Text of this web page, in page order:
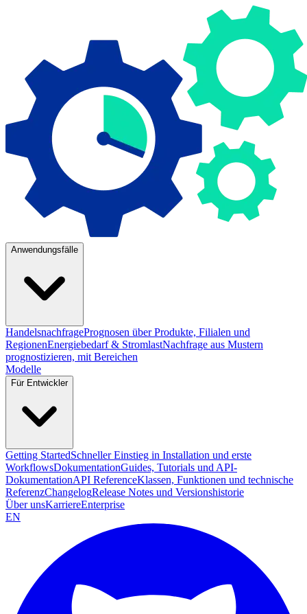
Anwendungsfälle
HandelsnachfragePrognosen über Produkte, Filialen und
RegionenEnergiebedarf & StromlastNachfrage aus Mustern
prognostizieren, mit Bereichen
Modelle
Für Entwickler
Getting StartedSchneller Einstieg in Installation und erste
WorkflowsDokumentationGuides, Tutorials und API-
DokumentationAPI ReferenceKlassen, Funktionen und technische
ReferenzChangelogRelease Notes und Versionshistorie
Über unsKarriereEnterprise
EN